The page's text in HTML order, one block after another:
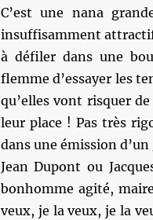
C’est une nana
insuffisamment
à défiler dans une
flemme d’essayer les
qu’elles vont risquer
leur place ! Pas très
dans une émission
Jean Dupont ou
bonhomme agité,
veux, je la veux, je la